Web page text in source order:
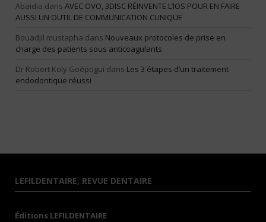
Abaidia dans AVEC OVO, 3DISC RÉINVENTE L’IOS POUR EN FAIRE
AUSSI UN OUTIL DE COMMUNICATION CLINIQUE
Bouadjil mustapha dans Nouveaux protocoles de prise en
charge des patients sous anticoagulants
Dr Robert Koly Goépogui dans Les 3 étapes d’un traitement
endodontique réussi
LEFILDENTAIRE, REVUE DENTAIRE
Éditions LEFILDENTAIRE